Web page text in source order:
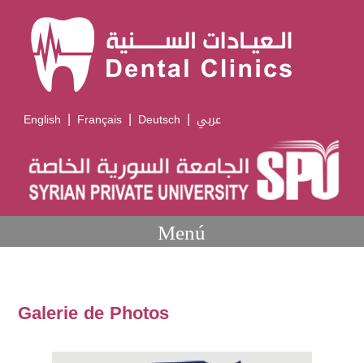
English | Français | Deutsch | عربي
Menú
Galerie de Photos